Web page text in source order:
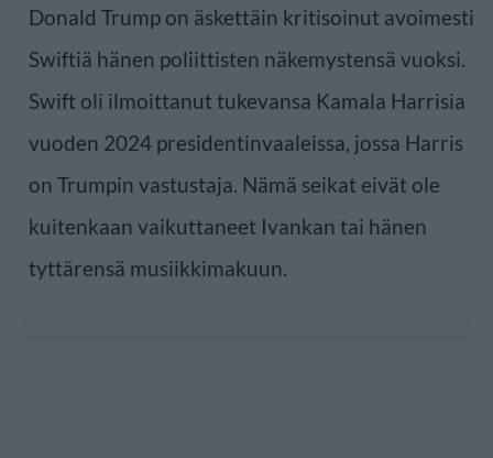
Donald Trump on äskettäin kritisoinut avoimesti
Swiftiä hänen poliittisten näkemystensä vuoksi.
Swift oli ilmoittanut tukevansa Kamala Harrisia
vuoden 2024 presidentinvaaleissa, jossa Harris
on Trumpin vastustaja. Nämä seikat eivät ole
kuitenkaan vaikuttaneet Ivankan tai hänen
tyttärensä musiikkimakuun.